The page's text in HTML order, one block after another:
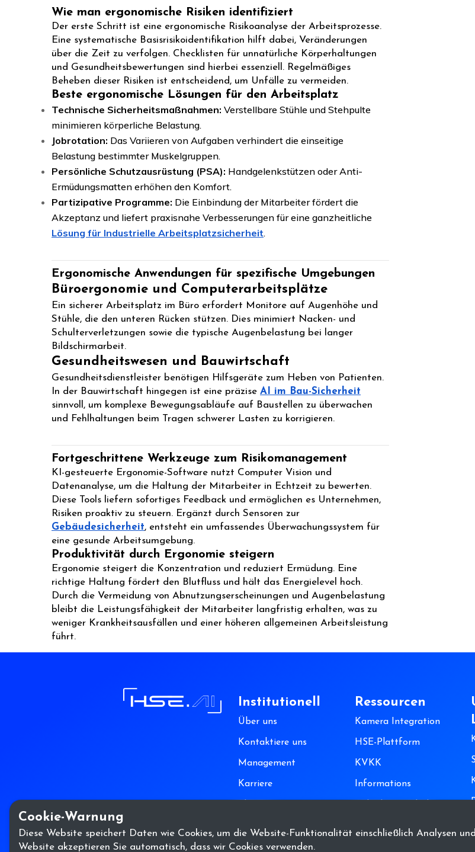
Wie man ergonomische Risiken identifiziert
Der erste Schritt ist eine ergonomische Risikoanalyse der Arbeitsprozesse.
Eine systematische Basisrisikoidentifikation hilft dabei, Veränderungen
über die Zeit zu verfolgen. Checklisten für unnatürliche Körperhaltungen
und Gesundheitsbewertungen sind hierbei essenziell. Regelmäßiges
Beheben dieser Risiken ist entscheidend, um Unfälle zu vermeiden.
Beste ergonomische Lösungen für den Arbeitsplatz
Technische Sicherheitsmaßnahmen: Verstellbare Stühle und Stehpulte
minimieren körperliche Belastung.
Jobrotation: Das Variieren von Aufgaben verhindert die einseitige
Belastung bestimmter Muskelgruppen.
Persönliche Schutzausrüstung (PSA): Handgelenkstützen oder Anti-
Ermüdungsmatten erhöhen den Komfort.
Partizipative Programme: Die Einbindung der Mitarbeiter fördert die
Akzeptanz und liefert praxisnahe Verbesserungen für eine ganzheitliche
Lösung für Industrielle Arbeitsplatzsicherheit.
Ergonomische Anwendungen für spezifische Umgebungen
Büroergonomie und Computerarbeitsplätze
Ein sicherer Arbeitsplatz im Büro erfordert Monitore auf Augenhöhe und
Stühle, die den unteren Rücken stützen. Dies minimiert Nacken- und
Schulterverletzungen sowie die typische Augenbelastung bei langer
Bildschirmarbeit.
Gesundheitswesen und Bauwirtschaft
Gesundheitsdienstleister benötigen Hilfsgeräte zum Heben von Patienten.
In der Bauwirtschaft hingegen ist eine präzise AI im Bau-Sicherheit
sinnvoll, um komplexe Bewegungsabläufe auf Baustellen zu überwachen
und Fehlhaltungen beim Tragen schwerer Lasten zu korrigieren.
Fortgeschrittene Werkzeuge zum Risikomanagement
KI-gesteuerte Ergonomie-Software nutzt Computer Vision und
Datenanalyse, um die Haltung der Mitarbeiter in Echtzeit zu bewerten.
Diese Tools liefern sofortiges Feedback und ermöglichen es Unternehmen,
Risiken proaktiv zu steuern. Ergänzt durch Sensoren zur
Gebäudesicherheit, entsteht ein umfassendes Überwachungssystem für
eine gesunde Arbeitsumgebung.
Produktivität durch Ergonomie steigern
Ergonomie steigert die Konzentration und reduziert Ermüdung. Eine
richtige Haltung fördert den Blutfluss und hält das Energielevel hoch.
Durch die Vermeidung von Abnutzungserscheinungen und Augenbelastung
bleibt die Leistungsfähigkeit der Mitarbeiter langfristig erhalten, was zu
weniger Krankheitsausfällen und einer höheren allgemeinen Arbeitsleistung
führt.
Institutionell
Über uns
Kontaktiere uns
Management
Karriere
Ressourcen
Kamera Integration
HSE-Plattform
KVKK
Informations
Cookie-Warnung
Diese Website speichert Daten wie Cookies, um die Website-Funktionalität einschließlich Analysen
Website akzeptieren Sie automatisch, dass wir Cookies verwenden.